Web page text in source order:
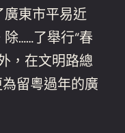
東市平易近
……了舉行“春
，在文明路總
為留粵過年的廣